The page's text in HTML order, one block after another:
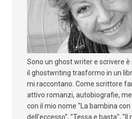
Sono un ghost writer e scrivere è
il ghostwriting trasformo in un
mi raccontano. Come scrittore
attivo romanzi, autobiografie,
con il mio nome "La bambina
dell’eccesso", "Tessa e basta",